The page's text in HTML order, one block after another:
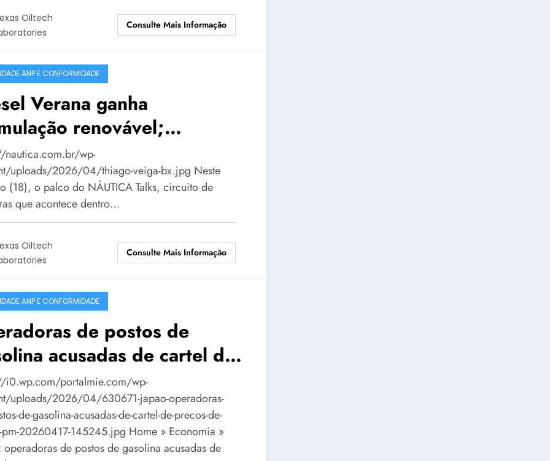
ANI-
0002/2025 e mais oito.
Oiltech
Consulte Mais Informação
ANP E CONFORMIDADE
Verana ganha
renovável;
detalha
nautica.com.br/wp-
uploads/2026/04/thiago-veiga-bx.jpg Neste
(18), o palco do NÁUTICA Talks, circuito de
que acontece dentro…
Oiltech
Consulte Mais Informação
ANP E CONFORMIDADE
de postos de
acusadas de cartel de
de diesel – Portal Mie
i0.wp.com/portalmie.com/wp-
uploads/2026/04/630671-japao-operadoras-
de-gasolina-acusadas-de-cartel-de-precos-de-
pm-20260417-145245.jpg Home » Economia »
operadoras de postos de gasolina acusadas de